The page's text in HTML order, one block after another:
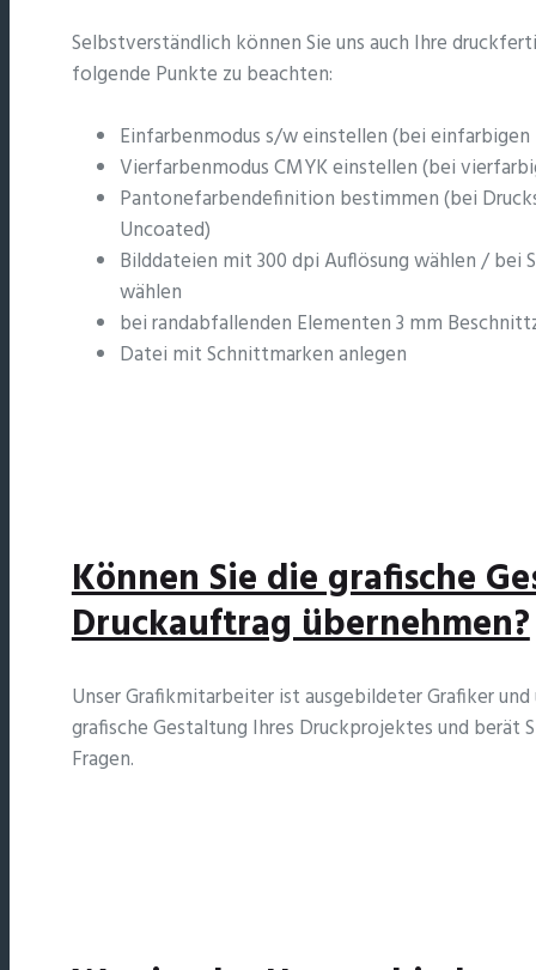
Selbstverständlich können Sie uns auch Ihre
folgende Punkte zu beachten:
Einfarbenmodus s/w einstellen (bei einfarbigen
Vierfarbenmodus CMYK einstellen (bei
Pantonefarbendefinition bestimmen (bei
Uncoated)
Bilddateien mit 300 dpi Auflösung wählen / bei
wählen
bei randabfallenden Elementen 3 mm
Datei mit Schnittmarken anlegen
Können Sie die grafische
Druckauftrag übernehmen?
Unser Grafikmitarbeiter ist ausgebildeter Grafiker
grafische Gestaltung Ihres Druckprojektes und berät
Fragen.